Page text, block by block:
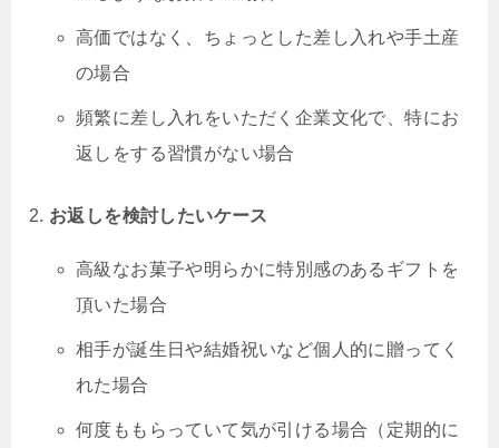
高価ではなく、ちょっとした差し入れや手土産
の場合
頻繁に差し入れをいただく企業文化で、特にお
返しをする習慣がない場合
お返しを検討したいケース
高級なお菓子や明らかに特別感のあるギフトを
頂いた場合
相手が誕生日や結婚祝いなど個人的に贈ってく
れた場合
何度ももらっていて気が引ける場合（定期的に